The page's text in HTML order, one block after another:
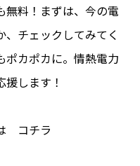
無料！まずは、今の電
チェックしてみてく
ポカポカに。情熱電力
します！
コチラ